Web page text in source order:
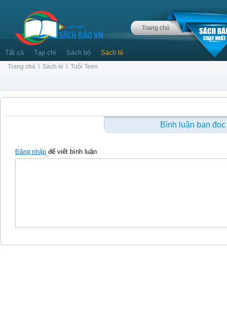
Trang chủ
Tất cả Tạp chí Sách bộ Sách lẻ
Trang chủ \ Sách lẻ \ Tuổi Teen
Bình luận bạn đọc
Đăng nhập để viết bình luận